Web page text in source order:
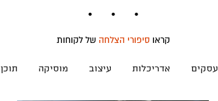
קראו סיפורי הצלחה של לקוחות
עסקים אדריכלות עיצוב מוסיקה תוכן